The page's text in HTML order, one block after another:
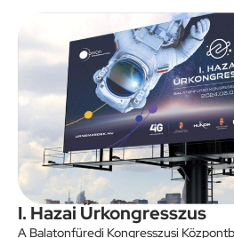
I. Hazai Űrkongresszus
A Balatonfüredi Kongresszusi